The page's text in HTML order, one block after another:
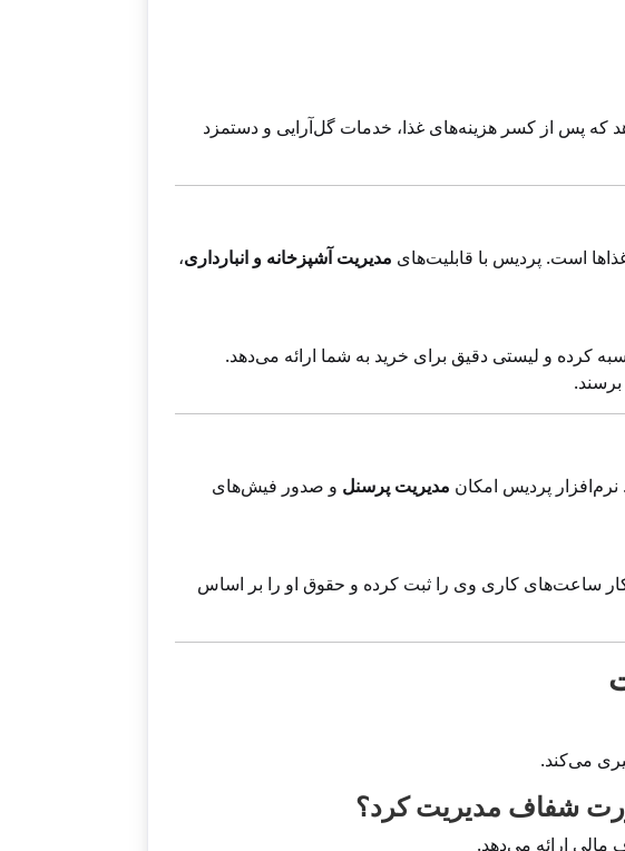
نشان می‌دهد که پس از کسر هزینه‌های غذا، خدمات گل‌آرایی و دستمزد
است. پردیس با قابلیت‌های مدیریت آشپزخانه و انبارداری،
را محاسبه کرده و لیستی دقیق برای خرید به شما ارائه می‌دهد.
پردیس امکان مدیریت پرسنل و صدور فیش‌های
ساعت‌های کاری وی را ثبت کرده و حقوق او را بر اساس
می‌کند.
مالی ارائه می‌دهد.